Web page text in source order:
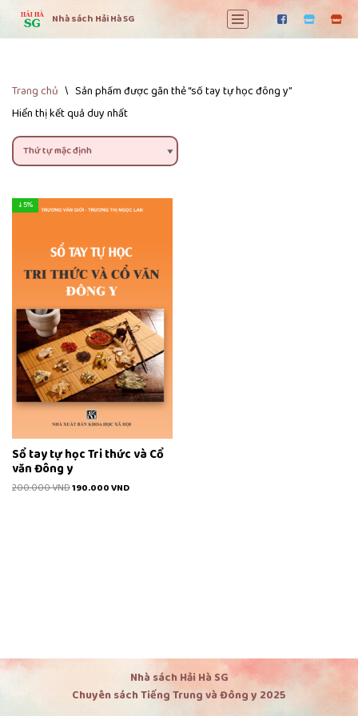
Chuyển
Nhà sách Hải Hà SG
Trang chủ \ Sản phẩm được gắn thẻ “sổ tay tự học đông y”
Hiển thị kết quả duy nhất
↓ 5%
Sổ tay tự học Tri thức và Cổ
văn Đông y
200.000VND190.000VND
Nhà sách Hải Hà SG
Chuyên sách Tiếng Trung và Đông y 2025